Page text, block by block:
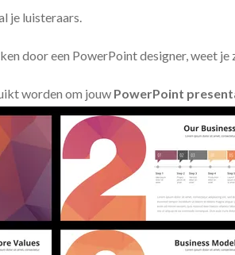
je luisteraars.
door een PowerPoint designer, weet
worden om jouw PowerPoint